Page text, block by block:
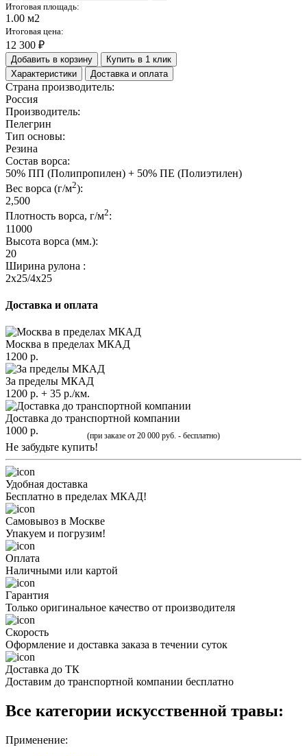
Итоговая площадь:
1.00 м2
Итоговая цена:
12 300 ₽
Добавить в корзину
Купить в 1 клик
Характеристики
Доставка и оплата
Страна производитель:
Россия
Производитель:
Пелегрин
Тип основы:
Резина
Состав ворса:
50% ПП (Полипропилен) + 50% ПЕ (Полиэтилен)
Вес ворса (г/м2):
2,500
Плотность ворса, г/м2:
11000
Высота ворса (мм.):
20
Ширина рулона :
2x25/4x25
Доставка и оплата
Москва в пределах МКАД
1200 р.
За пределы МКАД
1200 р. + 35 р./км.
Доставка до транспортной компании
1000 р.
(при заказе от 20 000 руб. - бесплатно)
Не забудьте купить!
Удобная доставка
Бесплатно в пределах МКАД!
Самовывоз в Москве
Упакуем и погрузим!
Оплата
Наличными или картой
Гарантия
Только оригинальное качество от производителя
Скорость
Оформление и доставка заказа в течении суток
Доставка до ТК
Доставим до транспортной компании бесплатно
Все категории искусственной травы:
Применение: